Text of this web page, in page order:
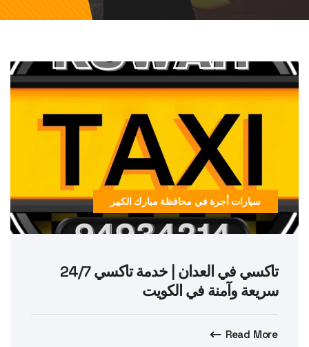
سيارات أجرة في محافظة مبارك الكبير
تاكسي في العدان | خدمة تاكسي 24/7
سريعة وآمنة في الكويت
Read More